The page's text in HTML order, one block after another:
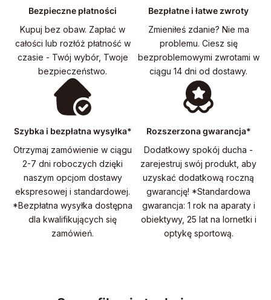
Bezpieczne płatności
Kupuj bez obaw. Zapłać w
całości lub rozłóż płatność w
czasie - Twój wybór, Twoje
bezpieczeństwo.
Bezpłatne i łatwe zwroty
Zmieniłeś zdanie? Nie ma
problemu. Ciesz się
bezproblemowymi zwrotami w
ciągu 14 dni od dostawy.
Szybka i bezpłatna wysyłka*
Otrzymaj zamówienie w ciągu
2-7 dni roboczych dzięki
naszym opcjom dostawy
ekspresowej i standardowej.
*Bezpłatna wysyłka dostępna
dla kwalifikujących się
zamówień.
Rozszerzona gwarancja*
Dodatkowy spokój ducha -
zarejestruj swój produkt, aby
uzyskać dodatkową roczną
gwarancję! *Standardowa
gwarancja: 1 rok na aparaty i
obiektywy, 25 lat na lornetki i
optykę sportową.